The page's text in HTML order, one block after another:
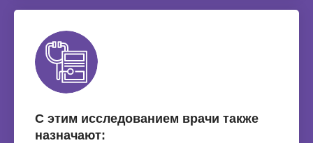
С этим исследованием врачи также
назначают: